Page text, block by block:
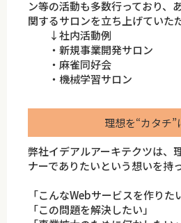
ン等の活動も多数行っており、
関するサロンを立ち上げていた
↓社内活動例
・新規事業開発サロン
・麻雀同好会
・機械学習サロン
理想を“カタチ”
弊社イデアルアーキテクツは、
ナーでありたいという想いを持
「こんなWebサービスを作りた
「この問題を解決したい」